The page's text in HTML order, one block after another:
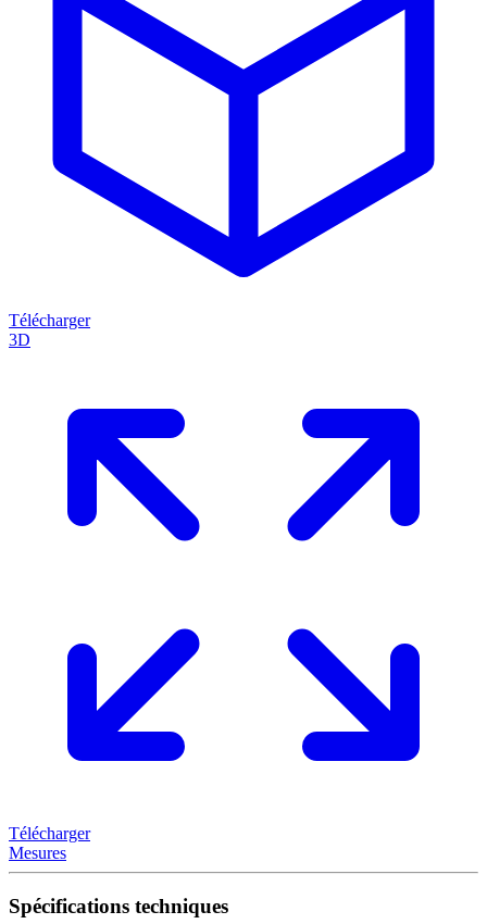
Télécharger
3D
Télécharger
Mesures
Spécifications techniques